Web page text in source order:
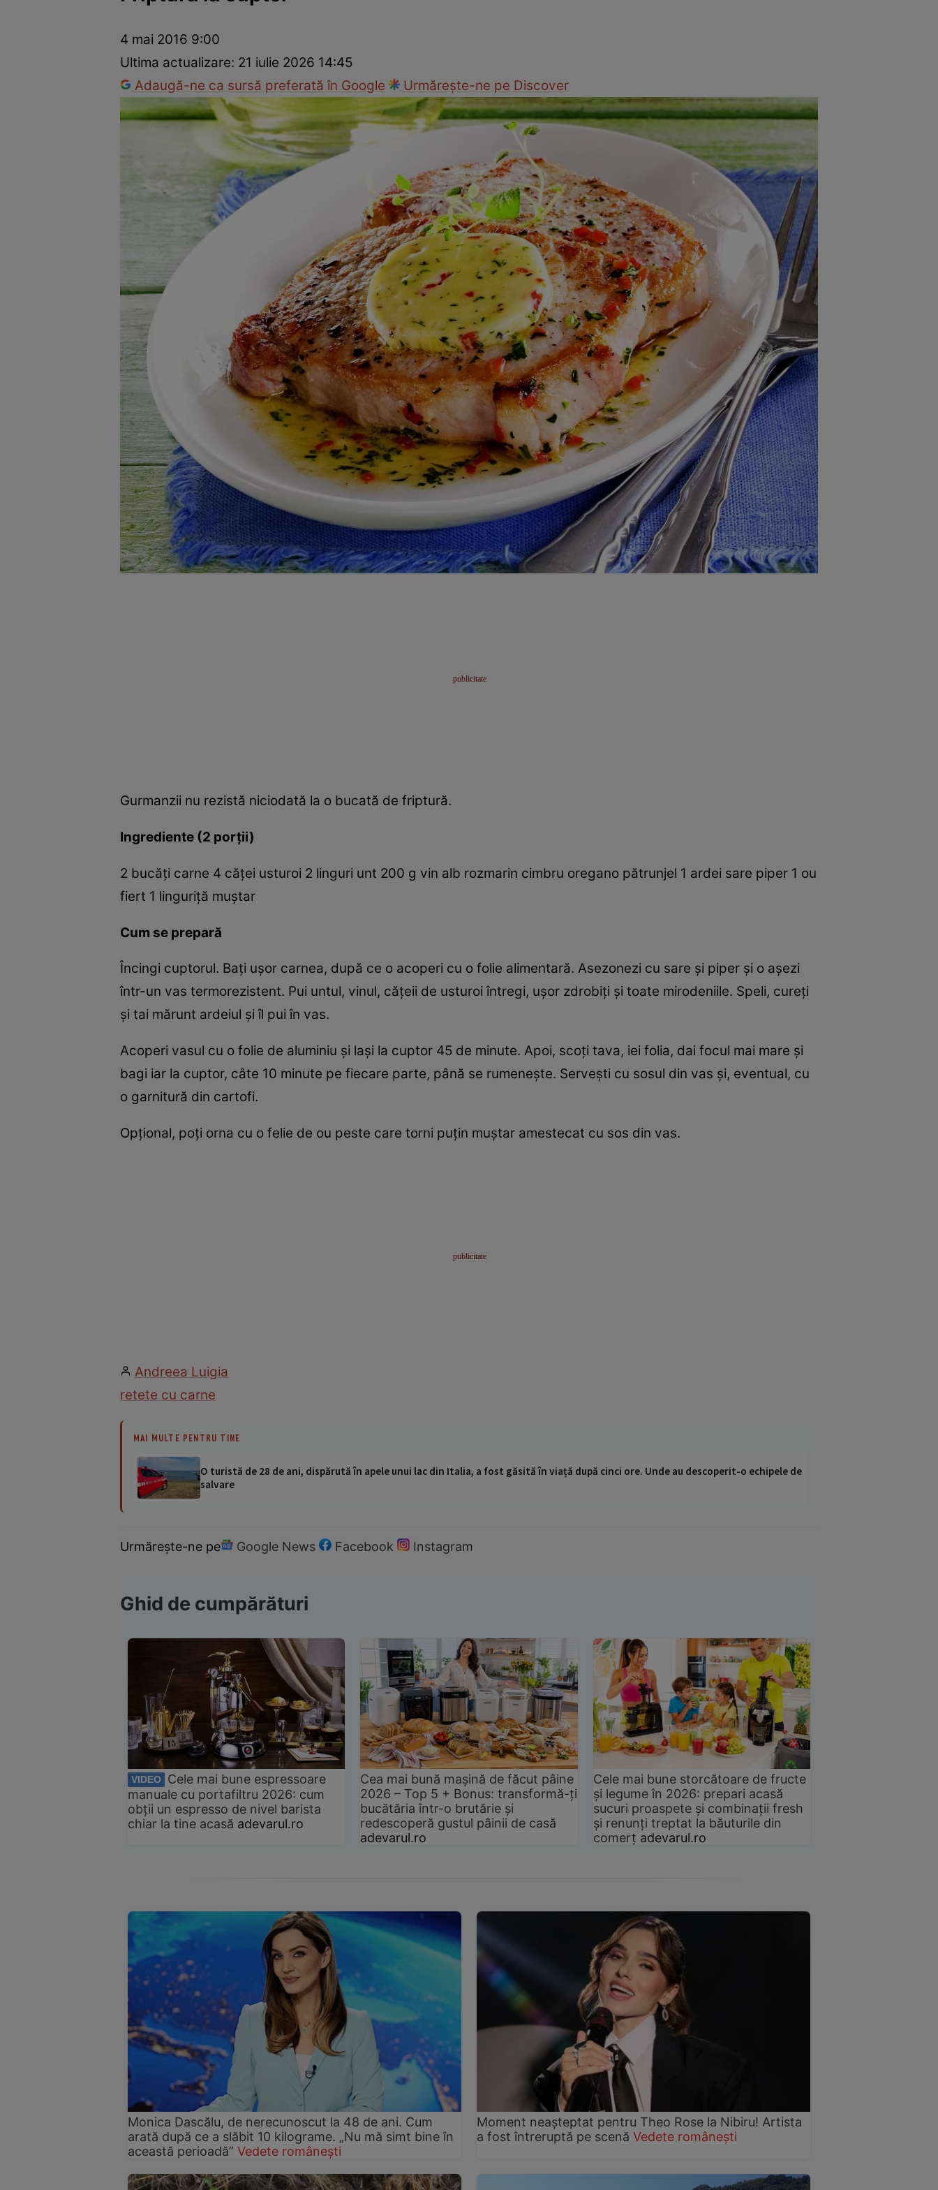
Mâncăruri rapideRețete cu legume
4 mai 2016 9:00
Ultima actualizare: 21 iulie 2026 14:45
Adaugă-ne ca sursă preferată în Google
Urmărește-ne pe Discover
Gurmanzii nu rezistă niciodată la o bucată de friptură.
Ingrediente (2 porţii)
2 bucăţi carne 4 căţei usturoi 2 linguri unt 200 g vin alb rozmarin cimbru oregano pătrunjel 1 ardei sare piper 1 ou
fiert 1 linguriţă muştar
Cum se prepară
Încingi cuptorul. Baţi uşor carnea, după ce o acoperi cu o folie alimentară. Asezonezi cu sare şi piper şi o aşezi
într-un vas termorezistent. Pui untul, vinul, căţeii de usturoi întregi, uşor zdrobiţi şi toate mirodeniile. Speli, cureţi
şi tai mărunt ardeiul şi îl pui în vas.
Acoperi vasul cu o folie de aluminiu şi laşi la cuptor 45 de minute. Apoi, scoţi tava, iei folia, dai focul mai mare şi
bagi iar la cuptor, câte 10 minute pe fiecare parte, până se rumeneşte. Serveşti cu sosul din vas şi, eventual, cu
o garnitură din cartofi.
Opţional, poţi orna cu o felie de ou peste care torni puţin muştar amestecat cu sos din vas.
Andreea Luigia
retete cu carne
MAI MULTE PENTRU TINE
O turistă de 28 de ani, dispărută în apele unui lac din Italia, a fost găsită în viață după cinci ore. Unde au descoperit-o echipele de
salvare
Urmărește-ne pe Google News Facebook Instagram
Ghid de cumpărături
VIDEO
Cele mai bune espressoare
manuale cu portafiltru 2026: cum
obții un espresso de nivel barista
chiar la tine acasă adevarul.ro
Cea mai bună mașină de făcut pâine
2026 – Top 5 + Bonus: transformă-ți
bucătăria într-o brutărie și
redescoperă gustul pâinii de casă
adevarul.ro
Cele mai bune storcătoare de fructe
și legume în 2026: prepari acasă
sucuri proaspete și combinații fresh
și renunți treptat la băuturile din
comerț adevarul.ro
Monica Dascălu, de nerecunoscut la 48 de ani. Cum
arată după ce a slăbit 10 kilograme. „Nu mă simt bine în
această perioadă” Vedete românești
Moment neașteptat pentru Theo Rose la Nibiru! Artista
a fost întreruptă pe scenă Vedete românești